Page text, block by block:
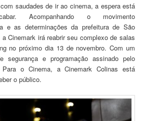
saudades de ir ao cinema, a espera está
Acompanhando o movimento
e as determinações da prefeitura de São
Cinemark irá reabrir seu complexo de salas
no próximo dia 13 de novembro. Com um
segurança e programação assinado pelo
o Cinema, a Cinemark Colinas está
o público.